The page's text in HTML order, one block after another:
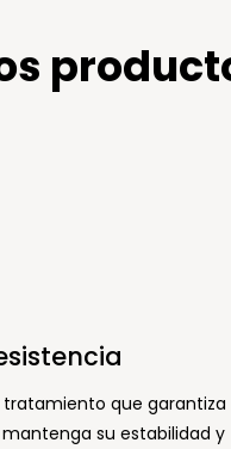
tratamiento que garantiza
su estabilidad y